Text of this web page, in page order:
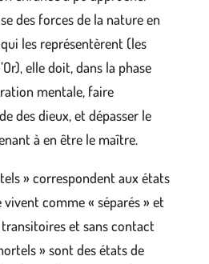
des forces de la nature en
les représentèrent (les
elle doit, dans la phase
mentale, faire
des dieux, et dépasser le
à en être le maître.
» correspondent aux états
comme « séparés » et
et sans contact
» sont des états de